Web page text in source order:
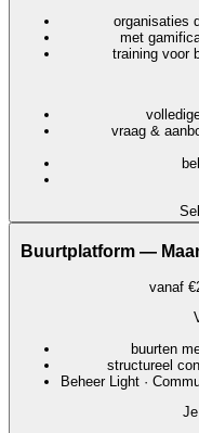
organisaties
met
training voor
vraag &
Buurtplatform —
vanaf
buurten
structureel
Beheer Light ·